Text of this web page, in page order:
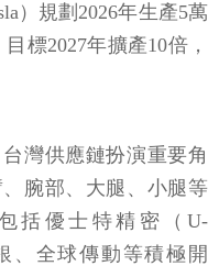
）規劃2026年生產5萬
標2027年擴產10倍，
灣供應鏈扮演重要角
腕部、大腿、小腿等
括優士特精密（U-
、全球傳動等積極開